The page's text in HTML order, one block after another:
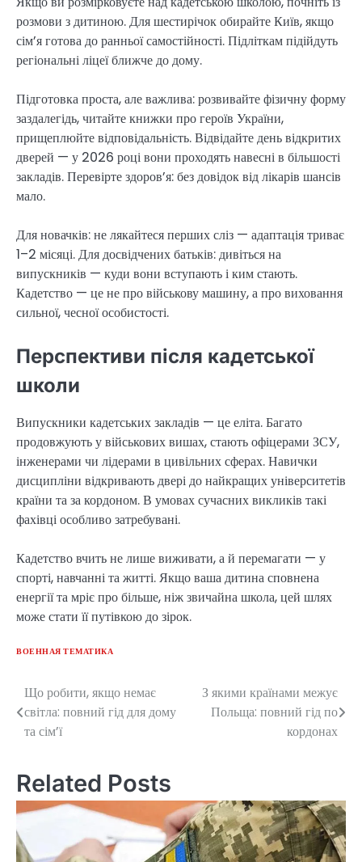
розмови з дитиною. Для шестирічок обирайте Київ, якщо
сім’я готова до ранньої самостійності. Підліткам підійдуть
регіональні ліцеї ближче до дому.
Підготовка проста, але важлива: розвивайте фізичну форму
заздалегідь, читайте книжки про героїв України,
прищеплюйте відповідальність. Відвідайте день відкритих
дверей — у 2026 році вони проходять навесні в більшості
закладів. Перевірте здоров’я: без довідок від лікарів шансів
мало.
Для новачків: не лякайтеся перших сліз — адаптація триває
1–2 місяці. Для досвідчених батьків: дивіться на
випускників — куди вони вступають і ким стають.
Кадетство — це не про військову машину, а про виховання
сильної, чесної особистості.
Перспективи після кадетської
школи
Випускники кадетських закладів — це еліта. Багато
продовжують у військових вишах, стають офіцерами ЗСУ,
інженерами чи лідерами в цивільних сферах. Навички
дисципліни відкривають двері до найкращих університетів
країни та за кордоном. В умовах сучасних викликів такі
фахівці особливо затребувані.
Кадетство вчить не лише виживати, а й перемагати — у
спорті, навчанні та житті. Якщо ваша дитина сповнена
енергії та мріє про більше, ніж звичайна школа, цей шлях
може стати її путівкою до зірок.
ВОЕННАЯ ТЕМАТИКА
Post
navigation
Що робити, якщо немає
світла: повний гід для дому
та сім’ї
З якими країнами межує
Польща: повний гід по
кордонах
Related Posts